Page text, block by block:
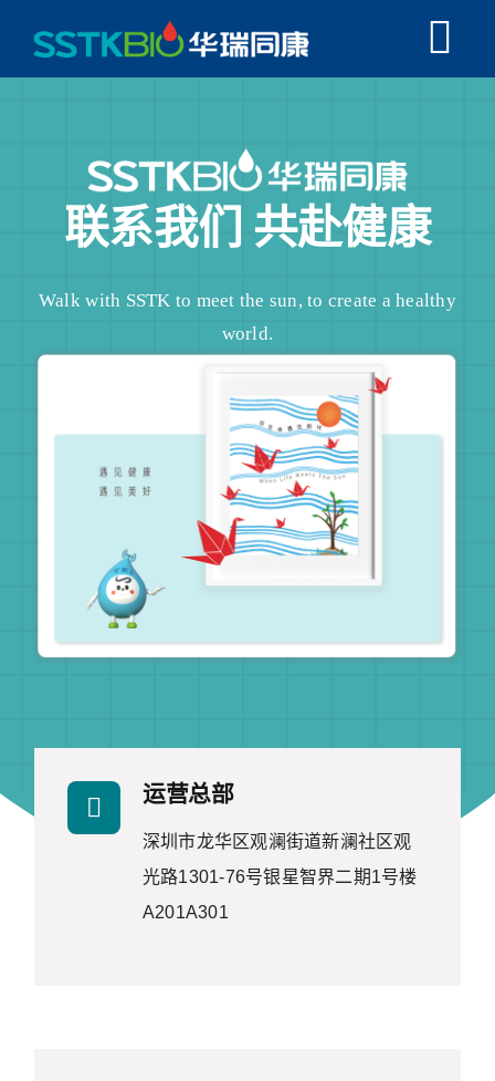
走进SSTK
联系我们 共赴健康
Walk with SSTK to meet the sun, to create a healthy
world.
运营总部
深圳市龙华区观澜街道新澜社区观
光路1301-76号银星智界二期1号楼
A201A301